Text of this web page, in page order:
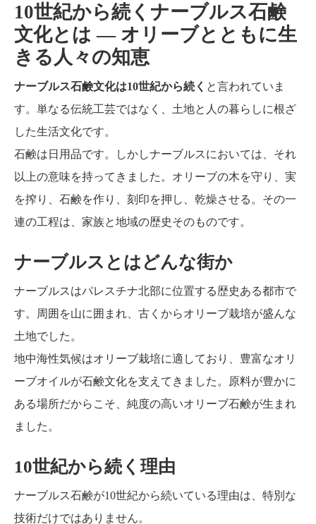
10世紀から続くナーブルス石鹸
文化とは ― オリーブとともに生
きる人々の知恵
ナーブルス石鹸文化は10世紀から続く と言われていま
す。単なる伝統工芸ではなく、土地と人の暮らしに根ざ
した生活文化です。
石鹸は日用品です。しかしナーブルスにおいては、それ
以上の意味を持ってきました。オリーブの木を守り、実
を搾り、石鹸を作り、刻印を押し、乾燥させる。その一
連の工程は、家族と地域の歴史そのものです。
ナーブルスとはどんな街か
ナーブルスはパレスチナ北部に位置する歴史ある都市で
す。周囲を山に囲まれ、古くからオリーブ栽培が盛んな
土地でした。
地中海性気候はオリーブ栽培に適しており、豊富なオリ
ーブオイルが石鹸文化を支えてきました。原料が豊かに
ある場所だからこそ、純度の高いオリーブ石鹸が生まれ
ました。
10世紀から続く理由
ナーブルス石鹸が10世紀から続いている理由は、特別な
技術だけではありません。